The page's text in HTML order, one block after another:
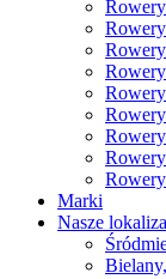
Rowery
Marki
Nasze